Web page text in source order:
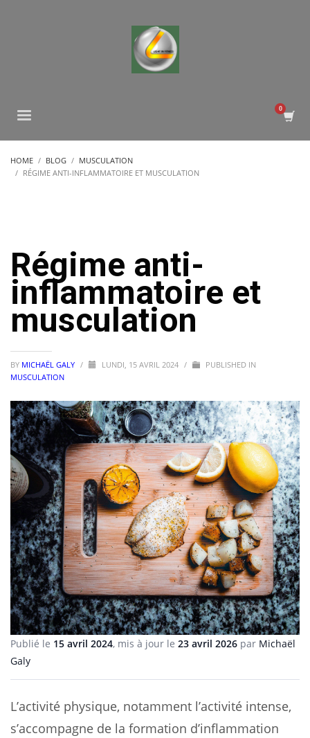
HOME BLOG
MUSCULATION
RÉGIME ANTI-INFLAMMATOIRE ET MUSCULATION
Régime anti-
inflammatoire et
musculation
BY MICHAËL GALY / LUNDI, 15 AVRIL 2024 /
PUBLISHED IN
MUSCULATION
Publié le 15 avril 2024, mis à jour le 23 avril 2026 par Michaël
Galy
L’activité physique, notamment l’activité intense,
s’accompagne de la formation d’inflammation